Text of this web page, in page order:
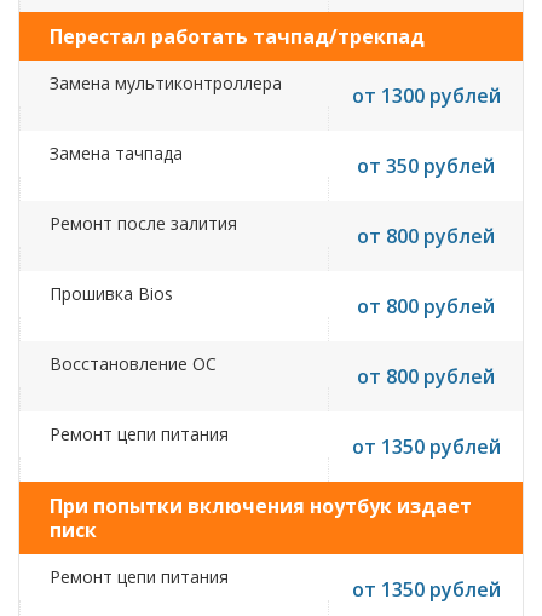
Перестал работать тачпад/трекпад
Замена мультиконтроллера от 1300 рублей
Замена тачпада от 350 рублей
Ремонт после залития от 800 рублей
Прошивка Bios от 800 рублей
Восстановление ОС от 800 рублей
Ремонт цепи питания от 1350 рублей
При попытки включения ноутбук издает
писк
Ремонт цепи питания от 1350 рублей